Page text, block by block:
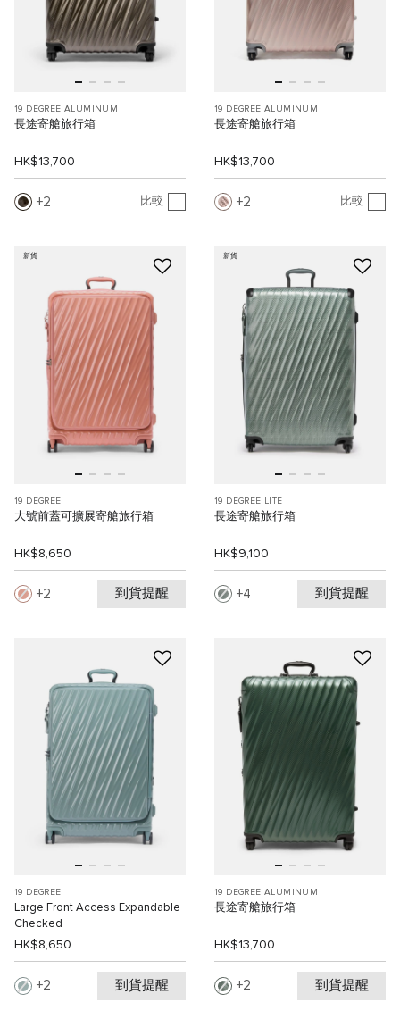
19 DEGREE ALUMINUM
長途寄艙旅行箱
HK$13,700
2 比較
19 DEGREE ALUMINUM
長途寄艙旅行箱
HK$13,700
2 比較
新貨
19 DEGREE
大號前蓋可擴展寄艙旅行箱
HK$8,650
2 到貨提醒
新貨
19 DEGREE LITE
長途寄艙旅行箱
HK$9,100
4 到貨提醒
19 DEGREE
Large Front Access Expandable
Checked
HK$8,650
2 到貨提醒
19 DEGREE ALUMINUM
長途寄艙旅行箱
HK$13,700
2 到貨提醒